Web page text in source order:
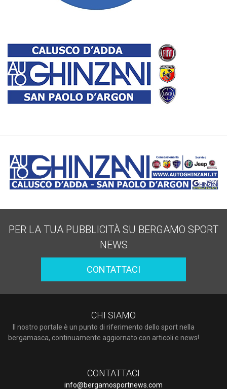
PER LA TUA PUBBLICITÀ SU BERGAMO SPORT
NEWS
CONTATTACI
CHI SIAMO
Il nostro portale è un punto di riferimento dello sport nella
bergamasca, continuamente aggiornato con articoli e news!
CONTATTACI
info@bergamosportnews.com